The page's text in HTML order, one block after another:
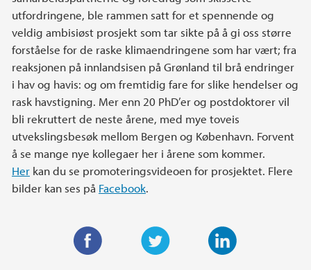
utfordringene, ble rammen satt for et spennende og
veldig ambisiøst prosjekt som tar sikte på å gi oss større
forståelse for de raske klimaendringene som har vært; fra
reaksjonen på innlandsisen på Grønland til brå endringer
i hav og havis: og om fremtidig fare for slike hendelser og
rask havstigning. Mer enn 20 PhD’er og postdoktorer vil
bli rekruttert de neste årene, med mye toveis
utvekslingsbesøk mellom Bergen og København. Forvent
å se mange nye kollegaer her i årene som kommer.
Her kan du se promoteringsvideoen for prosjektet. Flere
bilder kan ses på Facebook.